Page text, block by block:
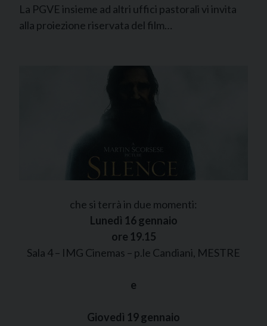
La PGVE insieme ad altri uffici pastorali vi invita
alla proiezione riservata del film…
che si terrà in due momenti:
Lunedì 16 gennaio
ore 19.15
Sala 4 – IMG Cinemas – p.le Candiani, MESTRE
e
Giovedì 19 gennaio